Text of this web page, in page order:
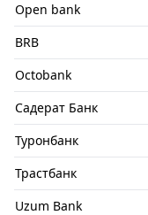
Open bank
BRB
Octobank
Садерат Банк
Туронбанк
Трастбанк
Uzum Bank